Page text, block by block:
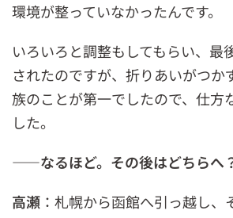
環境が整っていなかったんです。
いろいろと調整もしてもらい、最
されたのですが、折りあいがつか
族のことが第一でしたので、仕方
した。
――なるほど。その後はどちらへ
高瀬 ：札幌から函館へ引っ越し、